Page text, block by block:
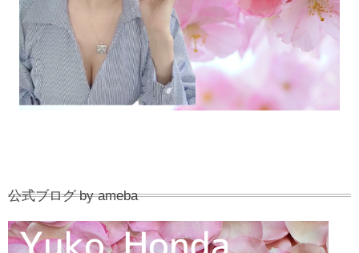
公式ブログ by ameba